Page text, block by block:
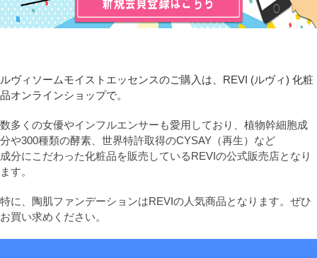
ルヴィソームモイストエッセンスのご購入は、REVI (ルヴィ) 化粧
品オンラインショップで。
数多くの女優やインフルエンサーも愛用しており、植物幹細胞成
分や300種類の酵素、世界特許取得のCYSAY（再生）など
成分にこだわった化粧品を販売しているREVIの公式販売店となり
ます。
特に、陶肌ファンデーションはREVIの人気商品となります。ぜひ
お買い求めください。